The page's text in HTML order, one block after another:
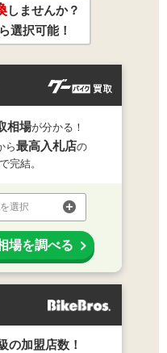
しませんか？
選択可能！
相場が分かる！
ら最高入札店の
完結。
選択
場を調べる
の加盟店数！